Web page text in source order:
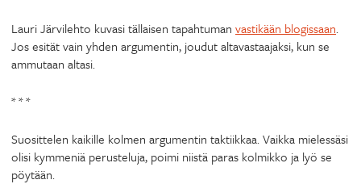
Lauri Järvilehto kuvasi tällaisen tapahtuman vastikään blogissaan.
Jos esität vain yhden argumentin, joudut altavastaajaksi, kun se
ammutaan altasi.
* * *
Suosittelen kaikille kolmen argumentin taktiikkaa. Vaikka mielessäsi
olisi kymmeniä perusteluja, poimi niistä paras kolmikko ja lyö se
pöytään.